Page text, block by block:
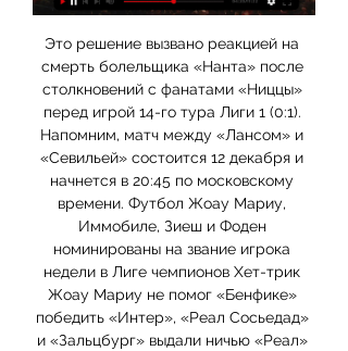
Это решение вызвано реакцией на
смерть болельщика «Нанта» после
столкновений с фанатами «Ниццы»
перед игрой 14-го тура Лиги 1 (0:1).
Напомним, матч между «Лансом» и
«Севильей» состоится 12 декабря и
начнется в 20:45 по московскому
времени. Футбол Жоау Мариу,
Иммобиле, Зиеш и Фоден
номинированы на звание игрока
недели в Лиге чемпионов Хет-трик
Жоау Мариу не помог «Бенфике»
победить «Интер», «Реал Сосьедад»
и «Зальцбург» выдали ничью «Реал»